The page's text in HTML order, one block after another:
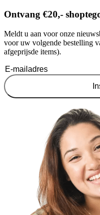
Ontvang €20,-
Meldt u aan voor onze
voor uw volgende bestelling
afgeprijsde items).